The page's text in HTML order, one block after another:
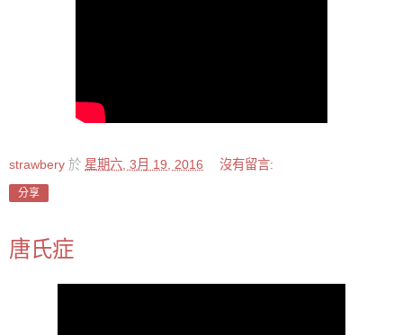
strawbery 於 星期六, 3月 19, 2016 沒有留言:
分享
唐氏症